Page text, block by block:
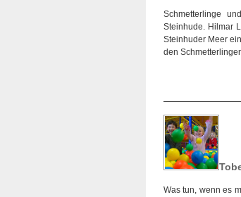
Schmetterlinge
Steinhude. Hilmar
Steinhuder Meer
den
Was tun, wenn es